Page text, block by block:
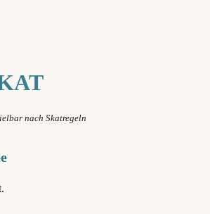
nach Skatregeln